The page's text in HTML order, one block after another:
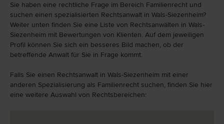
Sie haben eine rechtliche Frage im Bereich Familienrecht und
suchen einen spezialisierten Rechtsanwalt in Wals-Siezenheim?
Weiter unten finden Sie eine Liste von Rechtsanwälten in Wals-
Siezenheim mit Bewertungen von Klienten. Auf dem jeweiligen
Profil können Sie sich ein besseres Bild machen, ob der
betreffende Anwalt für Sie in Frage kommt.
Falls Sie einen Rechtsanwalt in Wals-Siezenheim mit einer
anderen Spezialisierung als Familienrecht suchen, finden Sie hier
eine weitere Auswahl von Rechtsbereichen: